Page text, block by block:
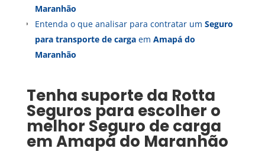
Maranhão
Entenda o que analisar para contratar um Seguro
para transporte de cargaem Amapá do
Maranhão
Tenha suporte da Rotta
Seguros para escolher o
melhor Seguro de carga
emAmapá do Maranhão